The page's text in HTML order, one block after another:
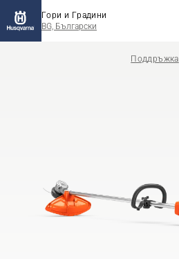
Гори и Градини
BG, Български
Поддръжка